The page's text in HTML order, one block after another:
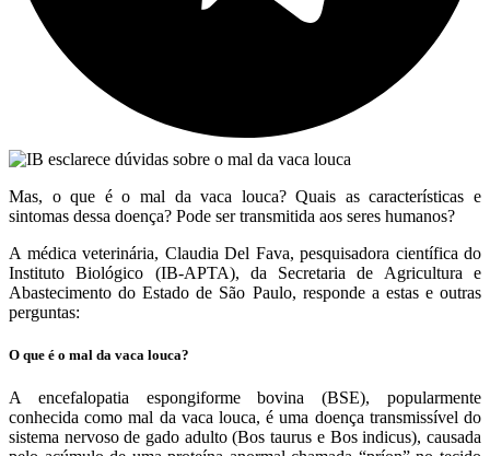
Mas, o que é o mal da vaca louca? Quais as características e
sintomas dessa doença? Pode ser transmitida aos seres humanos?
A médica veterinária, Claudia Del Fava, pesquisadora científica do
Instituto Biológico (IB-APTA), da Secretaria de Agricultura e
Abastecimento do Estado de São Paulo, responde a estas e outras
perguntas:
O que é o mal da vaca louca?
A encefalopatia espongiforme bovina (BSE), popularmente
conhecida como mal da vaca louca, é uma doença transmissível do
sistema nervoso de gado adulto (Bos taurus e Bos indicus), causada